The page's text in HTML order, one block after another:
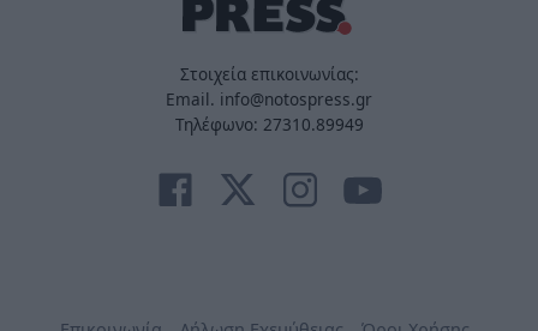
Στοιχεία επικοινωνίας:
Email. info@notospress.gr
Τηλέφωνο: 27310.89949